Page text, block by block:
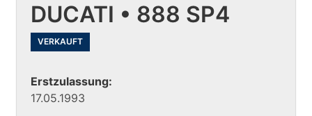
DUCATI • 888 SP4
VERKAUFT
Erstzulassung:
17.05.1993